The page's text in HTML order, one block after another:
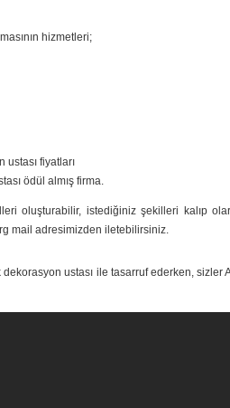
hizmetleri;
ustası fiyatları
ödül almış firma.
oluşturabilir, istediğiniz şekilleri kalıp
mail adresimizden iletebilirsiniz.
ustası ile tasarruf ederken, sizler